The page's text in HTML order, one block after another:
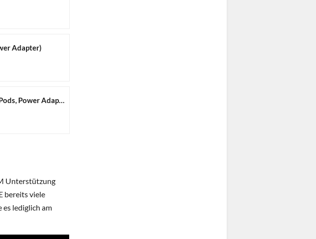
Adapter)
Apple iPhone SE (64 GB) - (Product) RED (inklusive EarPods, Power Adapter)
Unterstützung
bereits viele
lediglich am